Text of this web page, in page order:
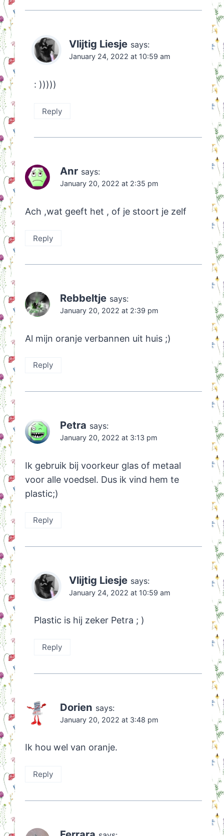
Vlijtig Liesje says:
January 24, 2022 at 10:59 am
: )))))
Reply
Anr says:
January 20, 2022 at 2:35 pm
Ach ,wat geeft het , of je stoort je zelf
Reply
Rebbeltje says:
January 20, 2022 at 2:39 pm
Al mijn oranje verbannen uit huis ;)
Reply
Petra says:
January 20, 2022 at 3:13 pm
Ik gebruik bij voorkeur glas of metaal
voor alle voedsel. Dus ik vind hem te
plastic;)
Reply
Vlijtig Liesje says:
January 24, 2022 at 10:59 am
Plastic is hij zeker Petra ; )
Reply
Dorien says:
January 20, 2022 at 3:48 pm
Ik hou wel van oranje.
Reply